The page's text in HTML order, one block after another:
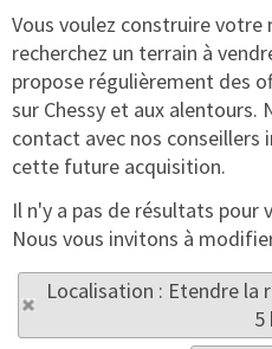
Vous voulez construire votre
recherchez un terrain à
propose régulièrement des
sur Chessy et aux alentours.
contact avec nos conseillers
cette future acquisition.
Il n'y a pas de résultats pour
Nous vous invitons à
Localisation : Etendre la
5